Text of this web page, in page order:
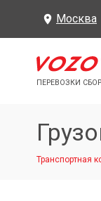
Москва
ПЕРЕВОЗКИ
Транспортная